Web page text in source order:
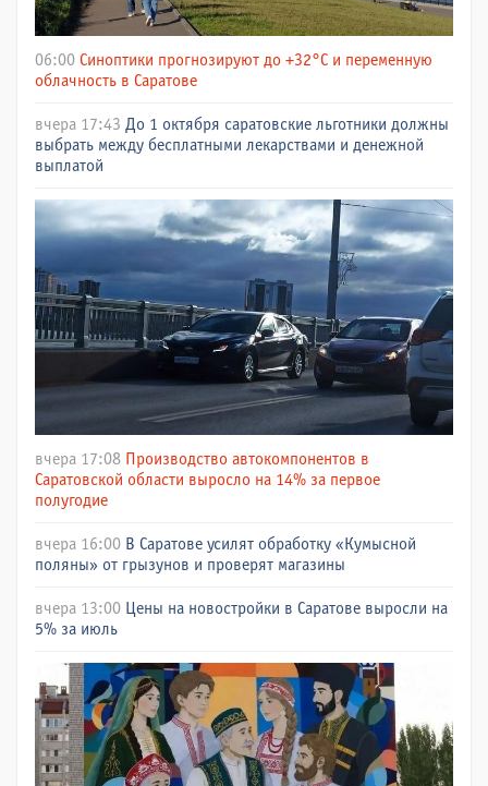
06:00 Синоптики прогнозируют до +32°C и переменную
облачность в Саратове
вчера 17:43 До 1 октября саратовские льготники должны
выбрать между бесплатными лекарствами и денежной
выплатой
вчера 17:08 Производство автокомпонентов в
Саратовской области выросло на 14% за первое
полугодие
вчера 16:00 В Саратове усилят обработку «Кумысной
поляны» от грызунов и проверят магазины
вчера 13:00 Цены на новостройки в Саратове выросли на
5% за июль